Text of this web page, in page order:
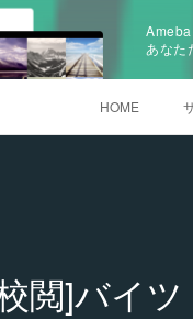
あなた
HOME
閲]バイツ